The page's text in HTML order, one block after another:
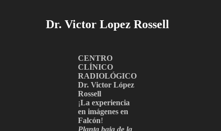
Dr. Victor Lopez Rossell
CENTRO
CLÍNICO
RADIOLÓGICO
Dr. Victor López
Rossell
¡La experiencia
en imágenes en
Falcón!
Planta baja de la